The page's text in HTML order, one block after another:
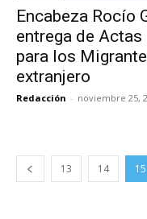
Encabeza Rocío
entrega de
para los
extranjero
Redacción - noviembre 25,
13 14 15